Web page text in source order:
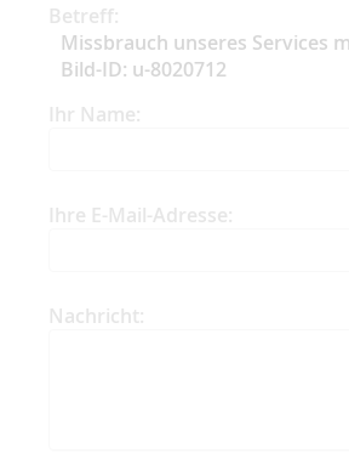
Betreff:
Missbrauch unseres Services
Bild-ID: u-8020712
Ihr Name:
Ihre E-Mail-Adresse:
Nachricht: